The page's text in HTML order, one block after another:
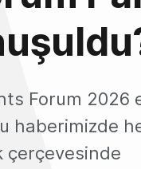
Forum 2026
haberimizde
çerçevesinde